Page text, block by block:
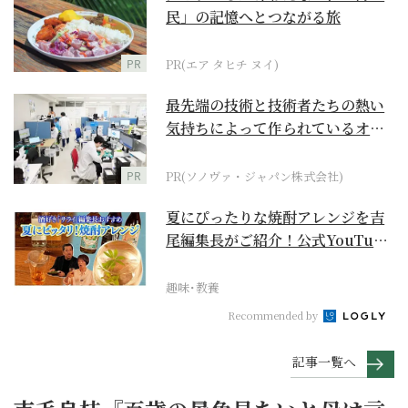
PR
民」の記憶へとつながる旅
PR(エア タヒチ ヌイ)
PR
最先端の技術と技術者たちの熱い
気持ちによって作られているオー
PR(ソノヴァ・ジャパン株式会社)
夏にぴったりな焼酎アレンジを吉
尾編集長がご紹介！公式YouTube
趣味･教養
Recommended by
記事一覧へ